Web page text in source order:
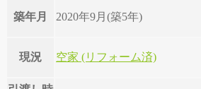
築年月 2020年9月(築5年)
現況 空家 (リフォーム済)